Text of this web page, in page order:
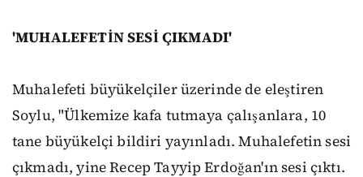
'MUHALEFETİN SESİ ÇIKMADI'
Muhalefeti büyükelçiler üzerinde de eleştiren
Soylu, "Ülkemize kafa tutmaya çalışanlara, 10
tane büyükelçi bildiri yayınladı. Muhalefetin sesi
çıkmadı, yine Recep Tayyip Erdoğan'ın sesi çıktı.